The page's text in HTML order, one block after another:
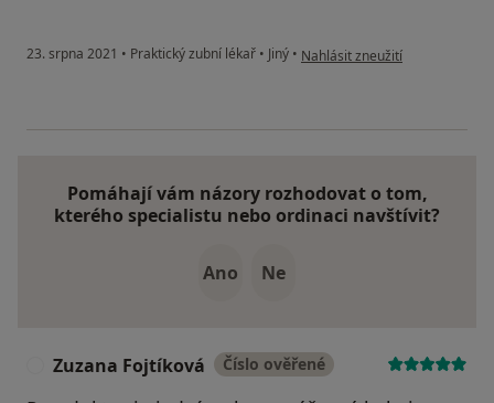
23. srpna 2021 • Praktický zubní lékař • Jiný • podle názoru uživatele
Nahlásit zneužití
Pomáhají vám názory rozhodovat o tom,
kterého specialistu nebo ordinaci navštívit?
Ano Ne
Zuzana Fojtíková Číslo ověřené